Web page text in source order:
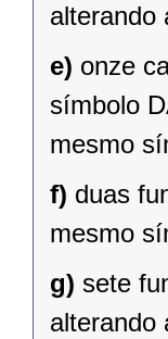
alterando
e) onze
símbolo
mesmo
f) duas
mesmo
g) sete
alterando